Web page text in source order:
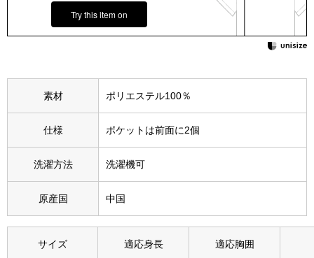
その他
その他
Try this item on
素材 ポリエステル100％
仕様 ポケットは前面に2個
洗濯方法 洗濯機可
原産国 中国
サイズ 適応身長 適応胸囲